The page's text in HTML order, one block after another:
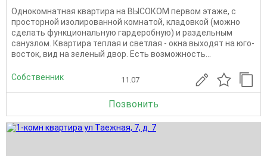
Однокомнатная квартира на ВЫСОКОМ первом этаже, с
просторной изолированной комнатой, кладовкой (можно
сделать функциональную гардеробную) и раздельным
санузлом. Квартира теплая и светлая - окна выходят на юго-
восток, вид на зеленый двор. Есть возможность...
Собственник 11.07
Позвонить